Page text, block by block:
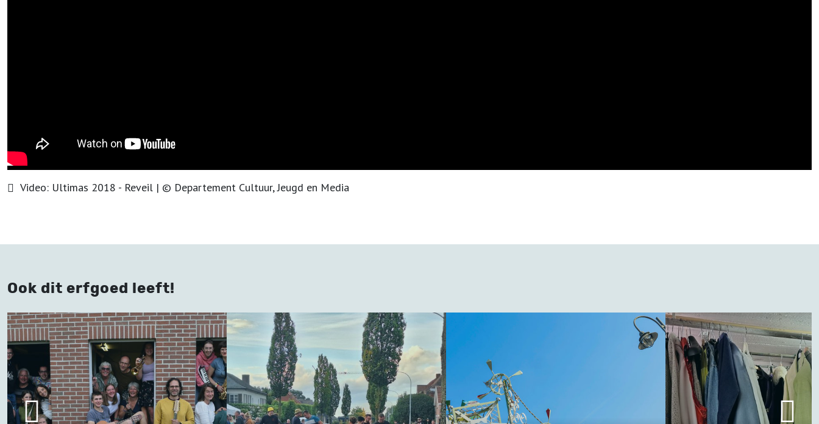
Video: Ultimas 2018 - Reveil | © Departement Cultuur, Jeugd en Media
Ook dit erfgoed leeft!